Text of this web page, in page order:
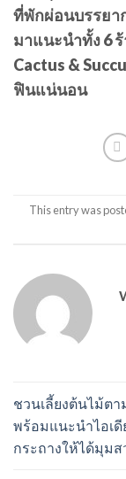
ที่พักผ่อนบรรยา
มาแนะนำทั้ง 6
Cactus &
ฟินแน่นอน
This entry was
ชวนเลี้ยงต้นไม้ตา
พร้อมแนะนำไอเดี
กระถางให้ได้มุม